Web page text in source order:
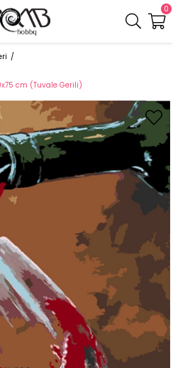
0
cm (Tuvale Gerili)